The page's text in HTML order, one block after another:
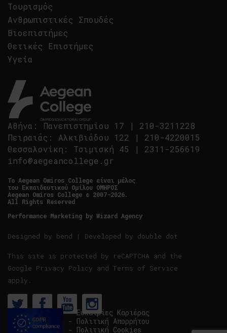
Αθήνα : Πανεπιστημίου 17 | 210-3211228
Πειραιάς : Αλκιβιάδου 122 | 210-4220015
Θεσσαλονίκη : Τσιμισκή 45 | 2311-256619
info@aegeancollege.gr
Tο Aegean Omiros College είναι μέλος
του Εκπαιδευτικού Ομίλου ΟΜΗΡΟΣ
Aegean Omiros College © 2007-2026.
All Rights Reserved
Performance Marketing by Wizard Agency
Designed by bend | Developed by double dot
This site is protected by reCAPTCHA and the
Google Privacy Policy and Terms of Service
apply.
Τουρισμός
Ανθρωπιστικές Σπουδές
Βιοεπιστήμες
Θετικές Επιστήμες
Υγεία
- Ευκαιρίες Καριέρας
- Πολιτική Απορρήτου
- Πολιτική Cookies